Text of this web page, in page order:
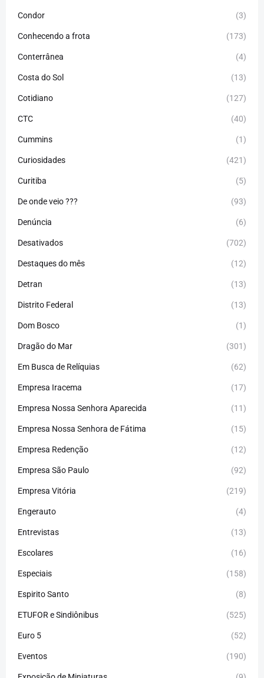
Condor (3)
Conhecendo a frota (173)
Conterrânea (4)
Costa do Sol (13)
Cotidiano (127)
CTC (40)
Cummins (1)
Curiosidades (421)
Curitiba (5)
De onde veio ??? (93)
Denúncia (6)
Desativados (702)
Destaques do mês (12)
Detran (13)
Distrito Federal (13)
Dom Bosco (1)
Dragão do Mar (301)
Em Busca de Relíquias (62)
Empresa Iracema (17)
Empresa Nossa Senhora Aparecida (11)
Empresa Nossa Senhora de Fátima (15)
Empresa Redenção (12)
Empresa São Paulo (92)
Empresa Vitória (219)
Engerauto (4)
Entrevistas (13)
Escolares (16)
Especiais (158)
Espirito Santo (8)
ETUFOR e Sindiônibus (525)
Euro 5 (52)
Eventos (190)